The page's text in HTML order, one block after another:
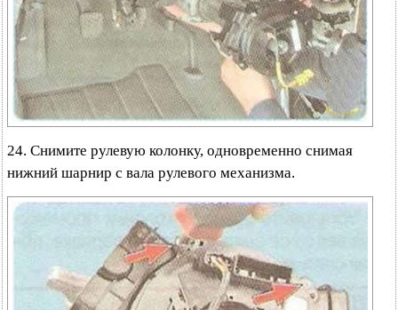
24. Снимите рулевую колонку, одновременно снимая
нижний шарнир с вала рулевого механизма.